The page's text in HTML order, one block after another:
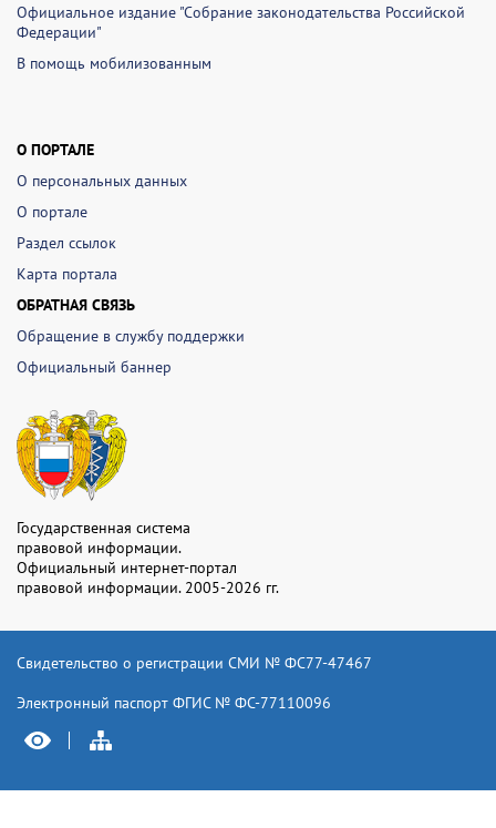
Официальное издание "Собрание законодательства Российской
Федерации"
В помощь мобилизованным
О ПОРТАЛЕ
О персональных данных
О портале
Раздел ссылок
Карта портала
ОБРАТНАЯ СВЯЗЬ
Обращение в службу поддержки
Официальный баннер
Государственная система
правовой информации.
Официальный интернет-портал
правовой информации. 2005-2026 гг.
Свидетельство о регистрации СМИ № ФС77-47467
Электронный паспорт ФГИС № ФС-77110096